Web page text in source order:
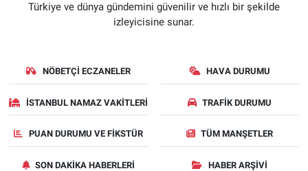
Türkiye ve dünya gündemini güvenilir ve hızlı bir şekilde
izleyicisine sunar.
NÖBETÇI ECZANELER HAVA DURUMU
İSTANBUL NAMAZ VAKITLERI TRAFIK DURUMU
PUAN DURUMU VE FIKSTÜR TÜM MANŞETLER
SON DAKIKA HABERLERI HABER ARŞIVI